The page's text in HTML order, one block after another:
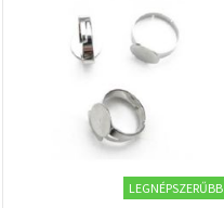
LEGNÉPSZERŰBB